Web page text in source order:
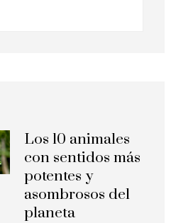
Los 10 animales
con sentidos más
potentes y
asombrosos del
planeta